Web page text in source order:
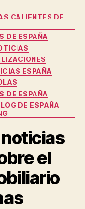
son
el
tema
candente
en
dispositivos
CALIENTES DE
DE ESPAÑA
ESPAÑA
DE ESPAÑA
DE ESPAÑA
el